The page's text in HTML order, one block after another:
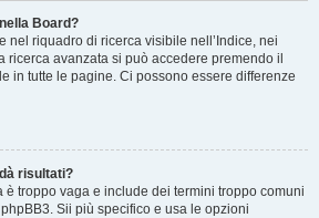
Board?
nel riquadro di ricerca visibile nell’Indice, nei
ricerca avanzata si può accedere premendo il
in tutte le pagine. Ci possono essere differenze
risultati?
è troppo vaga e include dei termini troppo comuni
Sii più specifico e usa le opzioni